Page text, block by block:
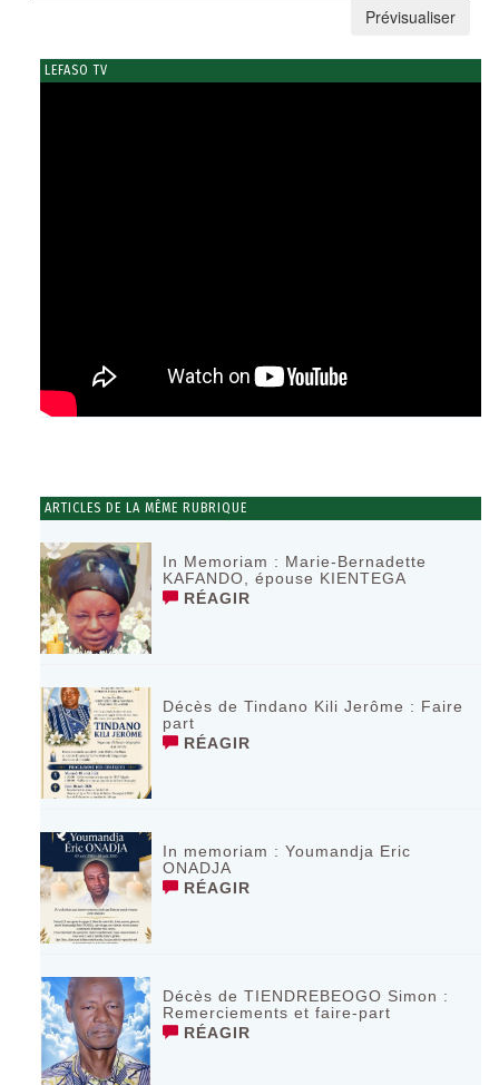
LEFASO TV
ARTICLES DE LA MÊME RUBRIQUE
In Memoriam : Marie-Bernadette
KAFANDO, épouse KIENTEGA
RÉAGIR
Décès de Tindano Kili Jerôme : Faire
part
RÉAGIR
In memoriam : Youmandja Eric
ONADJA
RÉAGIR
Décès de TIENDREBEOGO Simon :
Remerciements et faire-part
RÉAGIR